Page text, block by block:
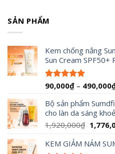
SẢN PHẨM
Kem chống nắng
Sun Cream SPF50+
Được xếp
5 sao
90,000₫ – 490,000
Bộ sản phẩm
cho làn da sáng khoẻ
1,920,000₫ Giá
là:
KEM GIẢM NÁM